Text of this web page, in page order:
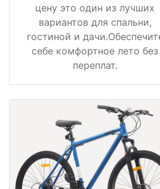
цену это один из лучших
вариантов для спальни,
гостиной и
себе комфортное лето без
переплат.